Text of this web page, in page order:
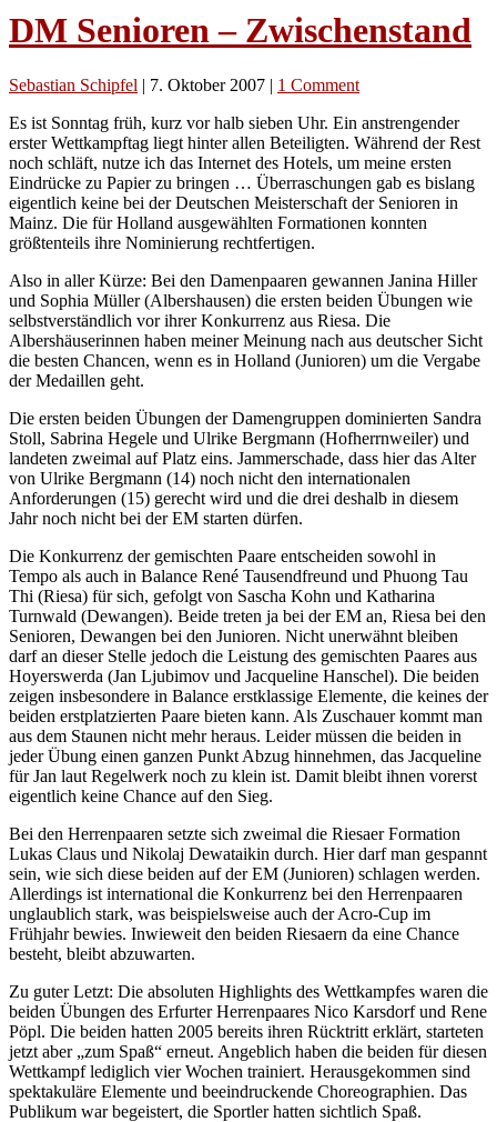
DM Senioren – Zwischenstand
Sebastian Schipfel | 7. Oktober 2007 | 1 Comment
Es ist Sonntag früh, kurz vor halb sieben Uhr. Ein anstrengender
erster Wettkampftag liegt hinter allen Beteiligten. Während der Rest
noch schläft, nutze ich das Internet des Hotels, um meine ersten
Eindrücke zu Papier zu bringen … Überraschungen gab es bislang
eigentlich keine bei der Deutschen Meisterschaft der Senioren in
Mainz. Die für Holland ausgewählten Formationen konnten
größtenteils ihre Nominierung rechtfertigen.
Also in aller Kürze: Bei den Damenpaaren gewannen Janina Hiller
und Sophia Müller (Albershausen) die ersten beiden Übungen wie
selbstverständlich vor ihrer Konkurrenz aus Riesa. Die
Albershäuserinnen haben meiner Meinung nach aus deutscher Sicht
die besten Chancen, wenn es in Holland (Junioren) um die Vergabe
der Medaillen geht.
Die ersten beiden Übungen der Damengruppen dominierten Sandra
Stoll, Sabrina Hegele und Ulrike Bergmann (Hofherrnweiler) und
landeten zweimal auf Platz eins. Jammerschade, dass hier das Alter
von Ulrike Bergmann (14) noch nicht den internationalen
Anforderungen (15) gerecht wird und die drei deshalb in diesem
Jahr noch nicht bei der EM starten dürfen.
Die Konkurrenz der gemischten Paare entscheiden sowohl in
Tempo als auch in Balance René Tausendfreund und Phuong Tau
Thi (Riesa) für sich, gefolgt von Sascha Kohn und Katharina
Turnwald (Dewangen). Beide treten ja bei der EM an, Riesa bei den
Senioren, Dewangen bei den Junioren. Nicht unerwähnt bleiben
darf an dieser Stelle jedoch die Leistung des gemischten Paares aus
Hoyerswerda (Jan Ljubimov und Jacqueline Hanschel). Die beiden
zeigen insbesondere in Balance erstklassige Elemente, die keines der
beiden erstplatzierten Paare bieten kann. Als Zuschauer kommt man
aus dem Staunen nicht mehr heraus. Leider müssen die beiden in
jeder Übung einen ganzen Punkt Abzug hinnehmen, das Jacqueline
für Jan laut Regelwerk noch zu klein ist. Damit bleibt ihnen vorerst
eigentlich keine Chance auf den Sieg.
Bei den Herrenpaaren setzte sich zweimal die Riesaer Formation
Lukas Claus und Nikolaj Dewataikin durch. Hier darf man gespannt
sein, wie sich diese beiden auf der EM (Junioren) schlagen werden.
Allerdings ist international die Konkurrenz bei den Herrenpaaren
unglaublich stark, was beispielsweise auch der Acro-Cup im
Frühjahr bewies. Inwieweit den beiden Riesaern da eine Chance
besteht, bleibt abzuwarten.
Zu guter Letzt: Die absoluten Highlights des Wettkampfes waren die
beiden Übungen des Erfurter Herrenpaares Nico Karsdorf und Rene
Pöpl. Die beiden hatten 2005 bereits ihren Rücktritt erklärt, starteten
jetzt aber „zum Spaß“ erneut. Angeblich haben die beiden für diesen
Wettkampf lediglich vier Wochen trainiert. Herausgekommen sind
spektakuläre Elemente und beeindruckende Choreographien. Das
Publikum war begeistert, die Sportler hatten sichtlich Spaß.